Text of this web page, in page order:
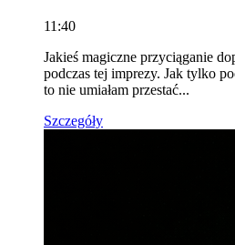
11:40
Jakieś magiczne przyciąganie
podczas tej imprezy. Jak tylko
to nie umiałam przestać...
Szczegóły